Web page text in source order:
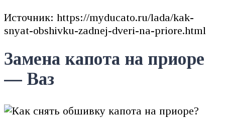
Источник: https://myducato.ru/lada/kak-
snyat-obshivku-zadnej-dveri-na-priore.html
Замена капота на приоре
— Ваз